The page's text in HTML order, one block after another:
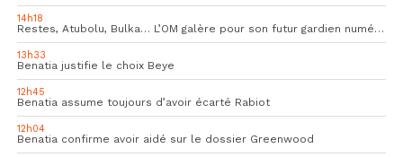
14h18
Restes, Atubolu, Bulka… L’OM galère pour son futur gardien numéro 1
13h33
Benatia justifie le choix Beye
12h45
Benatia assume toujours d’avoir écarté Rabiot
12h04
Benatia confirme avoir aidé sur le dossier Greenwood